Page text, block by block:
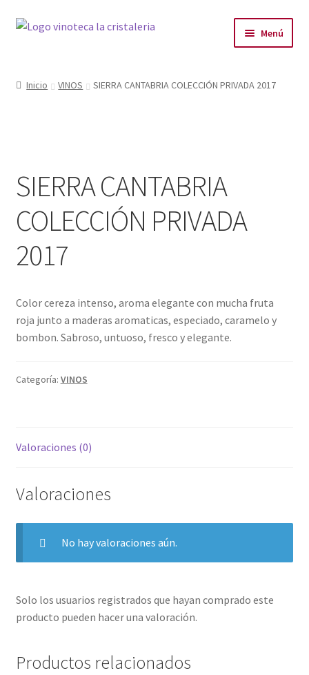
Menú
PRODUCTOS DESTACADOS
BLOG
CONTACTO
Inicio VINOS SIERRA CANTABRIA COLECCIÓN PRIVADA 2017
SIERRA CANTABRIA
COLECCIÓN PRIVADA
2017
Color cereza intenso, aroma elegante con mucha fruta
roja junto a maderas aromaticas, especiado, caramelo y
bombon. Sabroso, untuoso, fresco y elegante.
Categoría: VINOS
Valoraciones (0)
Valoraciones
No hay valoraciones aún.
Solo los usuarios registrados que hayan comprado este
producto pueden hacer una valoración.
Productos relacionados